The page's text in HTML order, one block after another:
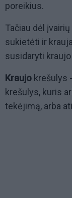
poreikius.
Tačiau dėl
sukietėti ir
susidaryti
Kraujo krešulys
krešulys, kuris
tekėjimą, arba